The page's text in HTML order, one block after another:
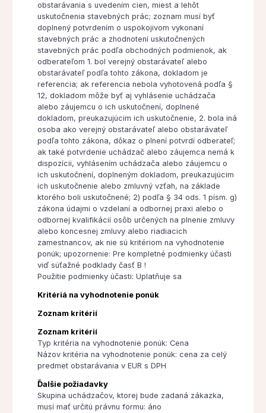
obstarávania s uvedením cien, miest a lehôt
uskutočnenia stavebných prác; zoznam musí byť
doplnený potvrdením o uspokojivom vykonaní
stavebných prác a zhodnotení uskutočnených
stavebných prác podľa obchodných podmienok, ak
odberateľom 1. bol verejný obstarávateľ alebo
obstarávateľ podľa tohto zákona, dokladom je
referencia; ak referencia nebola vyhotovená podľa §
12, dokladom môže byť aj vyhlásenie uchádzača
alebo záujemcu o ich uskutočnení, doplnené
dokladom, preukazujúcim ich uskutočnenie, 2. bola iná
osoba ako verejný obstarávateľ alebo obstarávateľ
podľa tohto zákona, dôkaz o plnení potvrdí odberateľ;
ak také potvrdenie uchádzač alebo záujemca nemá k
dispozícii, vyhlásením uchádzača alebo záujemcu o
ich uskutočnení, doplneným dokladom, preukazujúcim
ich uskutočnenie alebo zmluvný vzťah, na základe
ktorého boli uskutočnené; 2) podľa § 34 ods. 1 písm. g)
zákona údajmi o vzdelaní a odbornej praxi alebo o
odbornej kvalifikácií osôb určených na plnenie zmluvy
alebo koncesnej zmluvy alebo riadiacich
zamestnancov, ak nie sú kritériom na vyhodnotenie
ponúk; upozornenie: Pre kompletné podmienky účasti
viď súťažné podklady časť B !
Použitie podmienky účasti: Uplatňuje sa
Kritériá na vyhodnotenie ponúk
Zoznam kritérií
Zoznam kritérií
Typ kritéria na vyhodnotenie ponúk: Cena
Názov kritéria na vyhodnotenie ponúk: cena za celý
predmet obstarávania v EUR s DPH
Ďalšie požiadavky
Skupina uchádzačov, ktorej bude zadaná zákazka,
musí mať určitú právnu formu: áno